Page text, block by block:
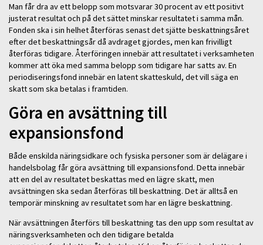
Man får dra av ett belopp som motsvarar 30 procent av ett positivt
justerat resultat och på det sättet minskar resultatet i samma mån.
Fonden ska i sin helhet återföras senast det sjätte beskattningsåret
efter det beskattningsår då avdraget gjordes, men kan frivilligt
återföras tidigare. Återföringen innebär att resultatet i verksamheten
kommer att öka med samma belopp som tidigare har satts av. En
periodiseringsfond innebär en latent skatteskuld, det vill säga en
skatt som ska betalas i framtiden.
Göra en avsättning till
expansionsfond
Både enskilda näringsidkare och fysiska personer som är delägare i
handelsbolag får göra avsättning till expansionsfond. Detta innebär
att en del av resultatet beskattas med en lägre skatt, men
avsättningen ska sedan återföras till beskattning. Det är alltså en
temporär minskning av resultatet som har en lägre beskattning.
När avsättningen återförs till beskattning tas den upp som resultat av
näringsverksamheten och den tidigare betalda